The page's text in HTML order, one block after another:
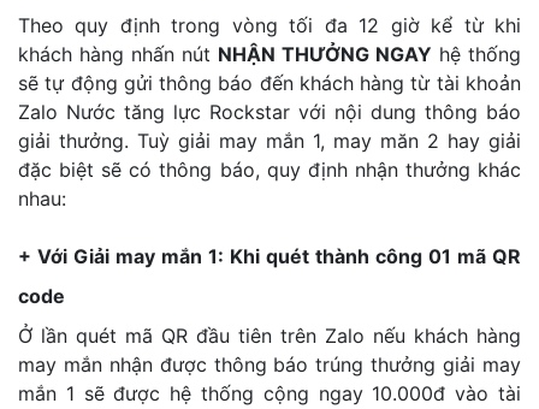
Theo quy định trong vòng tối đa 12 giờ kể từ khi
khách hàng nhấn nút NHẬN THƯỞNG NGAY hệ thống
sẽ tự động gửi thông báo đến khách hàng từ tài khoản
Zalo Nước tăng lực Rockstar với nội dung thông báo
giải thưởng. Tuỳ giải may mắn 1, may măn 2 hay giải
đặc biệt sẽ có thông báo, quy định nhận thưởng khác
nhau:
+ Với Giải may mắn 1: Khi quét thành công 01 mã QR
code
Ở lần quét mã QR đầu tiên trên Zalo nếu khách hàng
may mắn nhận được thông báo trúng thưởng giải may
mắn 1 sẽ được hệ thống cộng ngay 10.000đ vào tài